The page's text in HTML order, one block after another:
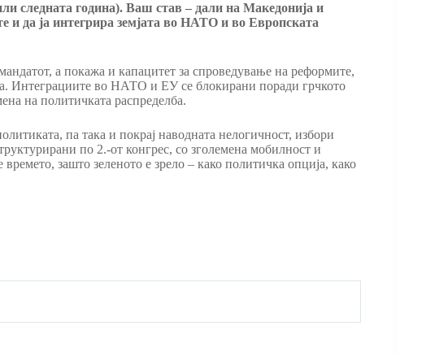
следната година). Ваш став – дали на Македонија и
и да ја интегрира земјата во НАТО и во Европската
а покажа и капацитет за спроведување на реформите,
Интеграциите во НАТО и ЕУ се блокирани поради грчкото
на политичката распределба.
па така и покрај наводната нелогичност, избори
по 2.-от конгрес, со зголемена мобилност и
зашто зеленото е зрело – како политичка опција, како